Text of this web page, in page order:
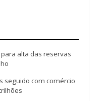
alta das reservas
seguido com comércio